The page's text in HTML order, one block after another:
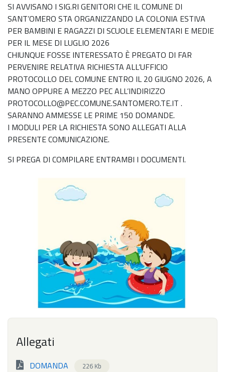
SI AVVISANO I SIG.RI GENITORI CHE IL COMUNE DI
SANT’OMERO STA ORGANIZZANDO LA COLONIA ESTIVA
PER BAMBINI E RAGAZZI DI SCUOLE ELEMENTARI E MEDIE
PER IL MESE DI LUGLIO 2026
CHIUNQUE FOSSE INTERESSATO È PREGATO DI FAR
PERVENIRE RELATIVA RICHIESTA ALL’UFFICIO
PROTOCOLLO DEL COMUNE ENTRO IL 20 GIUGNO 2026, A
MANO OPPURE A MEZZO PEC ALL’INDIRIZZO
PROTOCOLLO@PEC.COMUNE.SANTOMERO.TE.IT .
SARANNO AMMESSE LE PRIME 150 DOMANDE.
I MODULI PER LA RICHIESTA SONO ALLEGATI ALLA
PRESENTE COMUNICAZIONE.
SI PREGA DI COMPILARE ENTRAMBI I DOCUMENTI.
Allegati
DOMANDA 226 Kb